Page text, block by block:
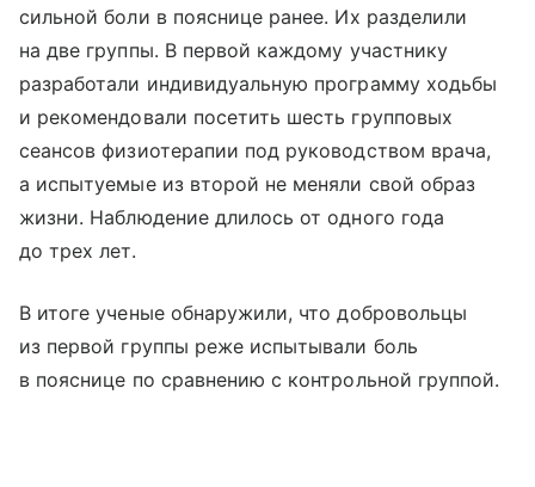
сильной боли в пояснице ранее. Их разделили
на две группы. В первой каждому участнику
разработали индивидуальную программу ходьбы
и рекомендовали посетить шесть групповых
сеансов физиотерапии под руководством врача,
а испытуемые из второй не меняли свой образ
жизни. Наблюдение длилось от одного года
до трех лет.
В итоге ученые обнаружили, что добровольцы
из первой группы реже испытывали боль
в пояснице по сравнению с контрольной группой.